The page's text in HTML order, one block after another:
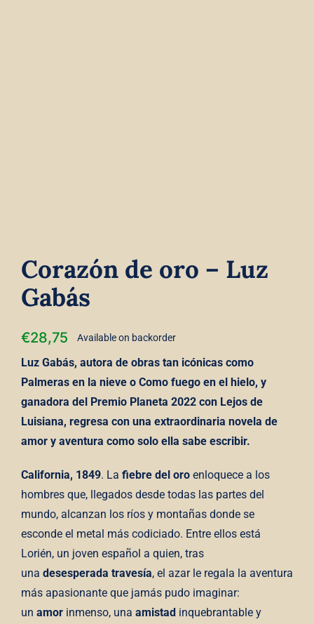
Corazón de oro – Luz
Gabás
€28,75 Available on backorder
Luz Gabás, autora de obras tan icónicas como
Palmeras en la nieve o Como fuego en el hielo, y
ganadora del Premio Planeta 2022 con Lejos de
Luisiana, regresa con una extraordinaria novela de
amor y aventura como solo ella sabe escribir.
California, 1849. La fiebre del oro enloquece a los
hombres que, llegados desde todas las partes del
mundo, alcanzan los ríos y montañas donde se
esconde el metal más codiciado. Entre ellos está
Lorién, un joven español a quien, tras
una desesperada travesía, el azar le regala la aventura
más apasionante que jamás pudo imaginar:
un amor inmenso, una amistad inquebrantable y